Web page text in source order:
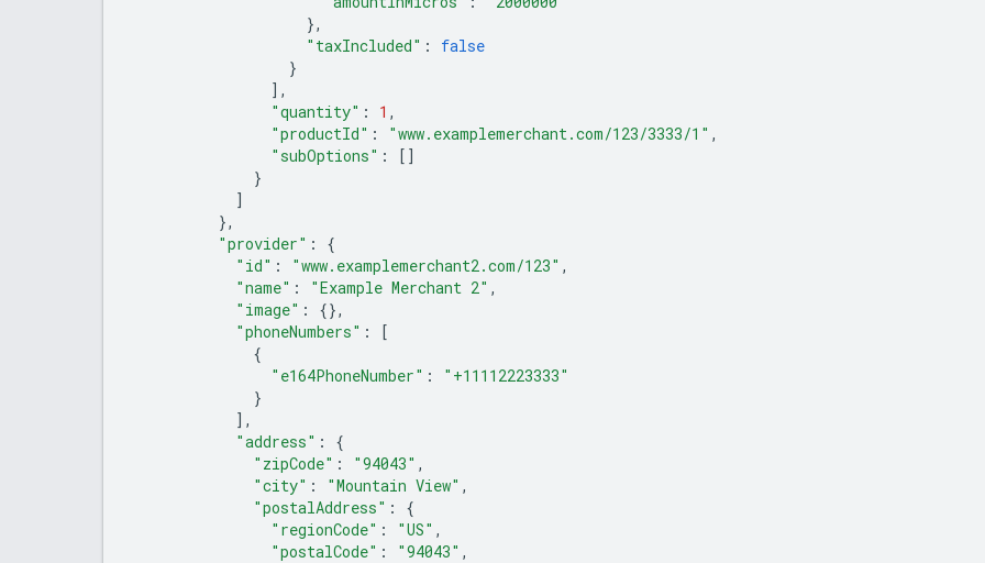
},
"taxIncluded" :
false
}
],
"quantity" : 1 ,
"productId" : "www.examplemerchant.com/123/3333/1" ,
"subOptions" :
[]
}
]
},
"provider" :
{
"id" : "www.examplemerchant2.com/123" ,
"name" : "Example Merchant 2" ,
"image" :
{},
"phoneNumbers" :
[
{
"e164PhoneNumber" :
"+11112223333"
}
],
"address" :
{
"zipCode" : "94043" ,
"city" : "Mountain View" ,
"postalAddress" :
{
"regionCode" : "US" ,
"postalCode" : "94043" ,